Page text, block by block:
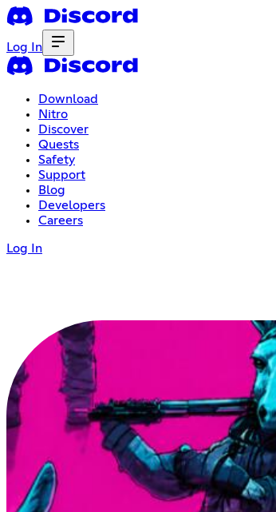
Log In
Download
Nitro
Discover
Quests
Safety
Support
Blog
Developers
Careers
Log In